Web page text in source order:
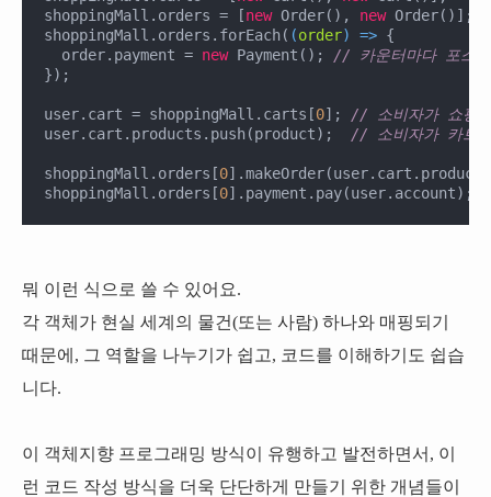
shoppingMall.orders = [new Order(), new Order()];
shoppingMall.orders.forEach( (order) => {
  order.payment =
new Payment(); // 카운터마다 포스
});
user.cart = shoppingMall.carts[0]; // 소비자가 쇼핑
user.cart.products.push(product); // 소비자가 카트
shoppingMall.orders[0
shoppingMall.orders[0].payment.pay(user.account);
뭐 이런 식으로 쓸 수 있어요.
각 객체가 현실 세계의 물건(또는 사람) 하나와 매핑되기
때문에, 그 역할을 나누기가 쉽고, 코드를 이해하기도 쉽습
니다.
이 객체지향 프로그래밍 방식이 유행하고 발전하면서, 이
런 코드 작성 방식을 더욱 단단하게 만들기 위한 개념들이